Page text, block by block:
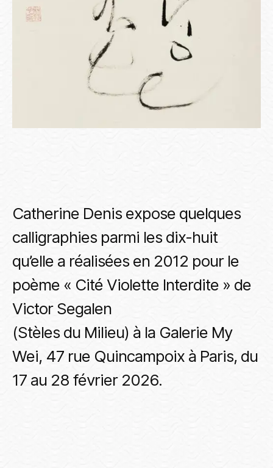
Catherine Denis expose quelques
calligraphies parmi les dix-huit
qu’elle a réalisées en 2012 pour le
poème « Cité Violette Interdite » de
Victor Segalen
(Stèles du Milieu) à la Galerie My
Wei, 47 rue Quincampoix à Paris, du
17 au 28 février 2026.